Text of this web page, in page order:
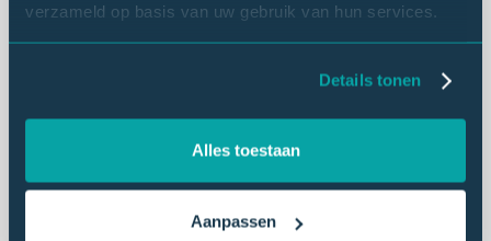
verzameld op basis van uw gebruik van hun services.
Details tonen
Alles toestaan
Aanpassen
rekenkameronderzoek tot complexe
beleidsevaluaties.
Onze rapportages bieden
Persoonlijk:Wij denken graag vanaf het eerste
moment met u mee. Een offerte of vrijblijvende